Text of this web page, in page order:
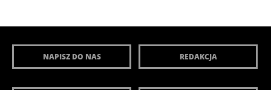
NAPISZ DO NAS REDAKCJA